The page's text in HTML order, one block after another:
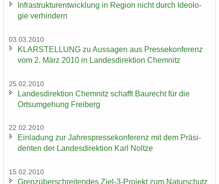
In­fra­struk­tur­ent­wick­lung in Re­gi­on nicht durch Ideo­lo­
gie ver­hin­dern
03.03.2010
KLAR­STEL­LUNG zu Aus­sa­gen aus Pres­se­kon­fe­renz
vom 2. März 2010 in Lan­des­di­rek­ti­on Chem­nitz
25.02.2010
Lan­des­di­rek­ti­on Chem­nitz schafft Bau­recht für die
Orts­um­ge­hung Frei­berg
22.02.2010
Ein­la­dung zur Jah­res­pres­se­kon­fe­renz mit dem Prä­si­
den­ten der Lan­des­di­rek­ti­on Karl Nolt­ze
15.02.2010
Grenz­über­schrei­ten­des Ziel-3-​Projekt zum Na­tur­schutz